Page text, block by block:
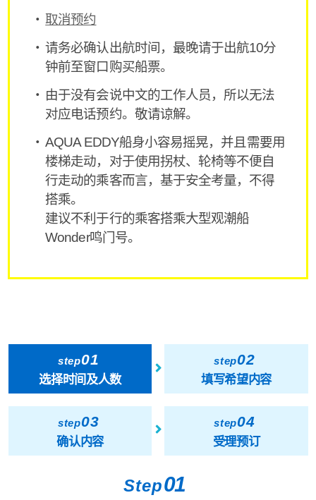
取消预约
请务必确认出航时间，最晚请于出航10分
钟前至窗口购买船票。
由于没有会说中文的工作人员，所以无法
对应电话预约。敬请谅解。
AQUA EDDY船身小容易摇晃，并且需要用
楼梯走动，对于使用拐杖、轮椅等不便自
行走动的乘客而言，基于安全考量，不得
搭乘。
建议不利于行的乘客搭乘大型观潮船
Wonder鸣门号。
step01
选择时间及人数
step02
填写希望内容
step03
确认内容
step04
受理预订
Step01